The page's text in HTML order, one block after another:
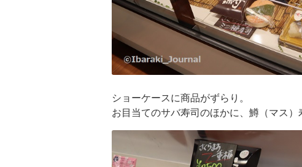
ショーケースに商品がずらり。
お目当てのサバ寿司のほかに、鱒（マス